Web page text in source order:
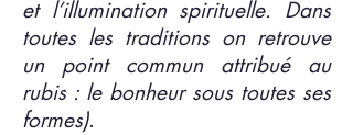
et l’illumination spirituelle. Dans
toutes les traditions on retrouve
un point commun attribué au
rubis : le bonheur sous toutes ses
formes).